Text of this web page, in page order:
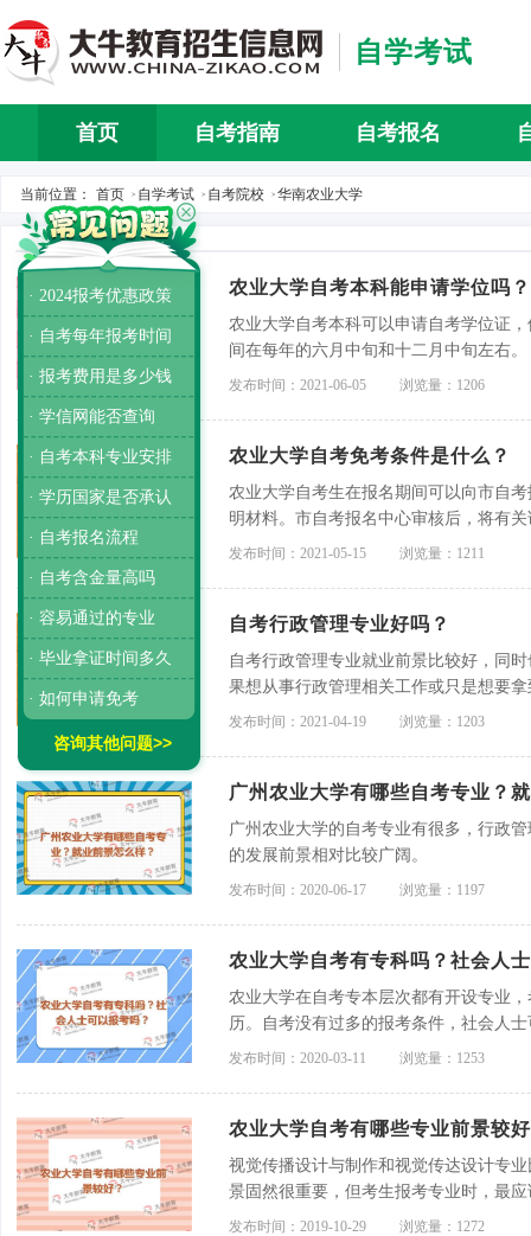
自学考试
首页 自考指南 自考报名
当前位置： 首页 > 自学考试 > 自考院校 > 华南农业大学
农业大学自考本科能申请学位吗？
农业大学自考本科可以申请自考学位证
间在每年的六月中旬和十二月中旬左右。
发布时间：2021-06-05 浏览量：1206
农业大学自考免考条件是什么？
农业大学自考生在报名期间可以向市自
明材料。市自考报名中心审核后，将有
报名中心审批。
发布时间：2021-05-15 浏览量：1211
自考行政管理专业好吗？
自考行政管理专业就业前景比较好，同
果想从事行政管理相关工作或只是想要
考。
发布时间：2021-04-19 浏览量：1203
广州农业大学有哪些自考专业？
广州农业大学的自考专业有很多，行政
的发展前景相对比较广阔。
发布时间：2020-06-17 浏览量：1197
农业大学自考有专科吗？社会人
农业大学在自考专本层次都有开设专业
历。自考没有过多的报考条件，社会人
发布时间：2020-03-11 浏览量：1253
农业大学自考有哪些专业前景较
视觉传播设计与制作和视觉传达设计专
景固然很重要，但考生报考专业时，最
业。
发布时间：2019-10-29 浏览量：1272
· 2024报考优惠政策
· 自考每年报考时间
· 报考费用是多少钱
· 学信网能否查询
· 自考本科专业安排
· 学历国家是否承认
· 自考报名流程
· 自考含金量高吗
· 容易通过的专业
· 毕业拿证时间多久
· 如何申请免考
咨询其他问题>>